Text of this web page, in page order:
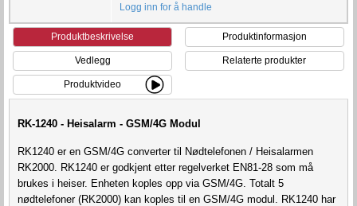
Logg inn for å handle
Produktbeskrivelse Produktinformasjon
Vedlegg Relaterte produkter
Produktvideo
RK-1240 - Heisalarm - GSM/4G Modul
RK1240 er en GSM/4G converter til Nødtelefonen / Heisalarmen
RK2000. RK1240 er godkjent etter regelverket EN81-28 som må
brukes i heiser. Enheten koples opp via GSM/4G. Totalt 5
nødtelefoner (RK2000) kan koples til en GSM/4G modul. RK1240 har